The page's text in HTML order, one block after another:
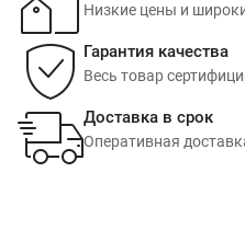
Низкие цены и
Гарантия качества
Весь товар
Доставка в срок
Оперативная